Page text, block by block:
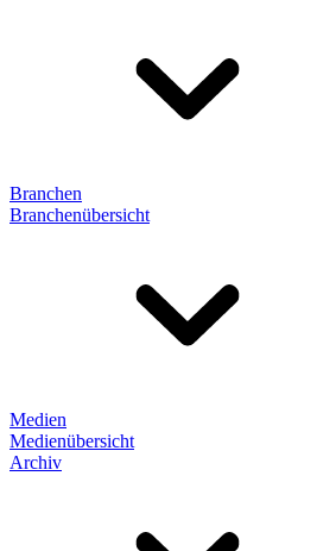
Branchen
Branchenübersicht
Medien
Medienübersicht
Archiv